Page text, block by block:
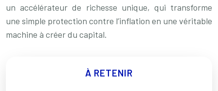
un accélérateur de richesse unique, qui transforme
une simple protection contre l’inflation en une véritable
machine à créer du capital.
À RETENIR